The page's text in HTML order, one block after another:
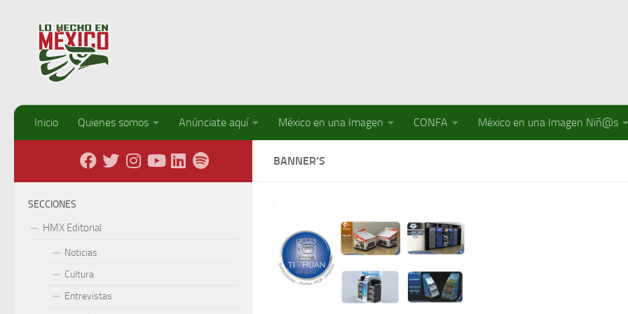
Inicio Quienes somos Anúnciate aquí México en una Imagen CONFA México en una Imagen Niñ@s
BANNER’S
SECCIONES
HMX Editorial
Noticias
Cultura
Entrevistas